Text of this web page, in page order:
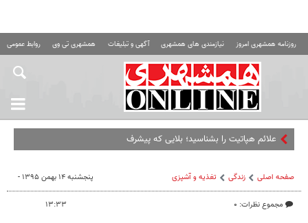
روزنامه همشهری امروز نیازمندی های همشهری آگهی و تبلیغات همشهری تی وی روابط عمومی
علائم هپاتیت را بشناسید؛ بلایی که پیشرفت این بیماری
صفحه اصلی زندگی تغذیه و آشپزی
مجموع نظرات: ۰
پنجشنبه ۱۴ بهمن ۱۳۹۵ -
۱۳:۳۳